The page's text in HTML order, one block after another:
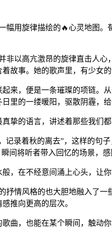
幅用旋律描绘的🔥心灵地图
以高亢激昂的旋律直击人
故事。她的歌声里，有少女
来，便是一条璀璨的项链
里的一缕暖阳，驱散阴霾，给
挚的语言，讲述着那些我们
录着秋的离去”，这样的句
间将听者带入回忆的场景，感
，在不经意间涌上心头，让你
情风格的也大胆地融入了
推向更高的层次。
曲，也能在某个瞬间，触动你